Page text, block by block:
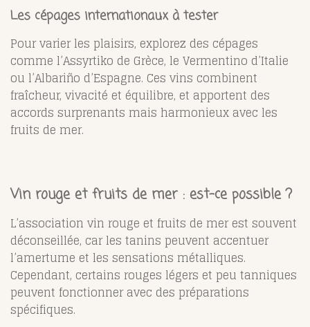
Les cépages internationaux à tester
Pour varier les plaisirs, explorez des cépages
comme l’Assyrtiko de Grèce, le Vermentino d’Italie
ou l’Albariño d’Espagne. Ces vins combinent
fraîcheur, vivacité et équilibre, et apportent des
accords surprenants mais harmonieux avec les
fruits de mer.
Vin rouge et fruits de mer : est-ce possible ?
L’association vin rouge et fruits de mer est souvent
déconseillée, car les tanins peuvent accentuer
l’amertume et les sensations métalliques.
Cependant, certains rouges légers et peu tanniques
peuvent fonctionner avec des préparations
spécifiques.